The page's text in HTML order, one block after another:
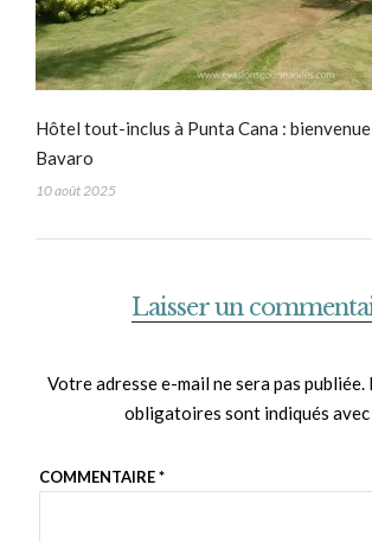
Hôtel tout-inclus à Punta Cana :
Bavaro
10 août 2025
Laisser un
Votre adresse e-mail ne sera pas publiée.
obligatoires sont indiqués avec
COMMENTAIRE*